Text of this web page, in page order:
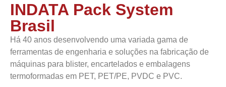
INDATA Pack System
Brasil
Há 40 anos desenvolvendo uma variada gama de
ferramentas de engenharia e soluções na fabricação de
máquinas para blister, encartelados e embalagens
termoformadas em PET, PET/PE, PVDC e PVC.